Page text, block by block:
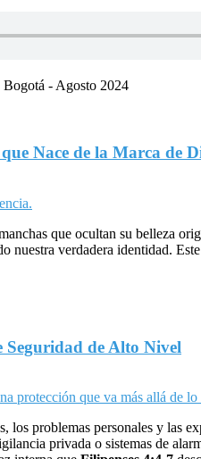
- Agosto 2024
Nace de la Marca de
que ocultan su belleza
nuestra verdadera identidad.
de Alto Nivel
los problemas personales y las
privada o sistemas de